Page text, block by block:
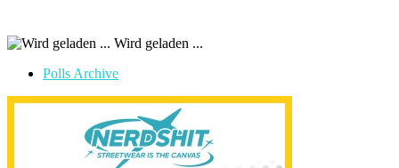
Wird geladen ...
Polls Archive